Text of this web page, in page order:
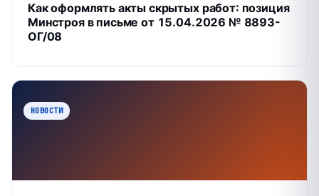
Как оформлять акты скрытых работ: позиция
Минстроя в письме от 15.04.2026 № 8893-
ОГ/08
НОВОСТИ